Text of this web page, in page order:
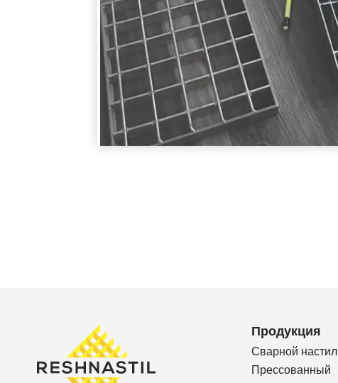
Продукция
Сварной настил
Прессованный